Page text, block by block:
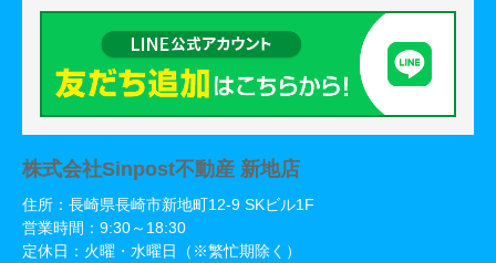
株式会社Sinpost不動産 新地店
住所：長崎県長崎市新地町12-9 SKビル1F
営業時間：9:30～18:30
定休日：火曜・水曜日（※繁忙期除く）